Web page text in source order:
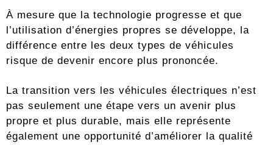
À mesure que la technologie progresse et que
l’utilisation d’énergies propres se développe, la
différence entre les deux types de véhicules
risque de devenir encore plus prononcée.
La transition vers les véhicules électriques n’est
pas seulement une étape vers un avenir plus
propre et plus durable, mais elle représente
également une opportunité d’améliorer la qualité